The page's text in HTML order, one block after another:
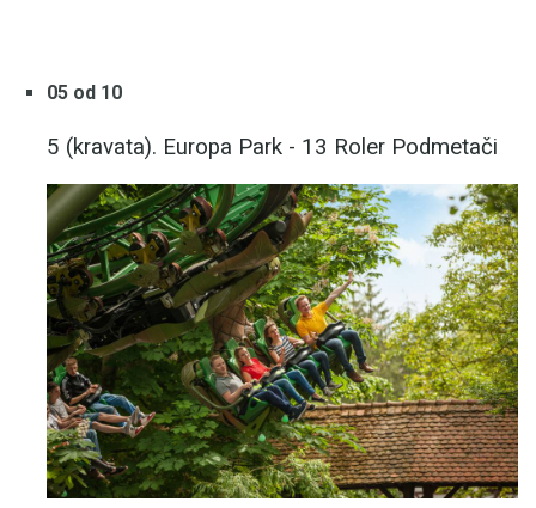
05 od 10
5 (kravata). Europa Park - 13 Roler Podmetači